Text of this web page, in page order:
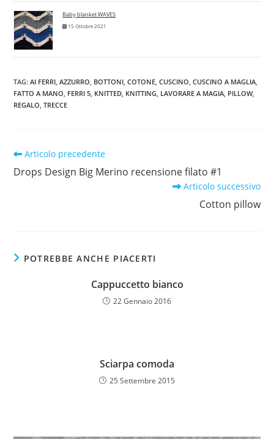
Baby blanket WAVES
15 Ottobre 2021
TAG:AI FERRI, AZZURRO, BOTTONI, COTONE, CUSCINO, CUSCINO A MAGLIA,
FATTO A MANO, FERRI 5, KNITTED, KNITTING, LAVORARE A MAGIA, PILLOW,
REGALO, TRECCE
Leggi
articoli
Articolo precedente
Drops Design Big Merino recensione filato #1
Articolo successivo
Cotton pillow
POTREBBE ANCHE PIACERTI
Cappuccetto bianco
22 Gennaio 2016
Sciarpa comoda
25 Settembre 2015